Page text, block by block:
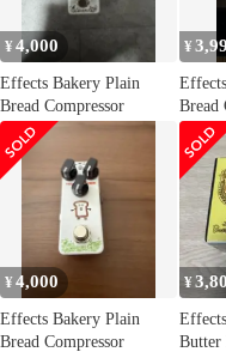
¥4,000
Effects Bakery Plain
Bread Compressor
¥
Bread
¥4,000
Effects Bakery Plain
Bread Compressor
¥
Butter